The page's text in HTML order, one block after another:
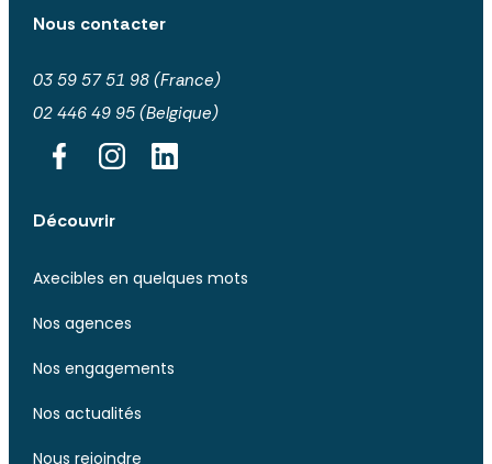
Nous contacter
03 59 57 51 98 (France)
02 446 49 95 (Belgique)
Découvrir
Axecibles en quelques mots
Nos agences
Nos engagements
Nos actualités
Nous rejoindre